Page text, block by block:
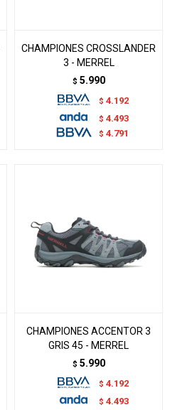
CHAMPIONES CROSSLANDER
3 - MERREL
$ 5.990
$ 4.192
$ 4.493
$ 4.791
CHAMPIONES ACCENTOR 3
GRIS 45 - MERREL
$ 5.990
$ 4.192
$ 4.493